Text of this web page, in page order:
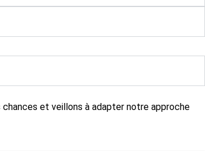
chances et veillons à adapter notre approche